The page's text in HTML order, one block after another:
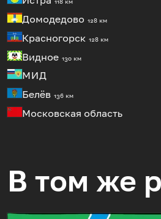
Домодедово 128 км
Красногорск 128 км
Видное 130 км
МИД
Белёв 136 км
Московская область
В том же